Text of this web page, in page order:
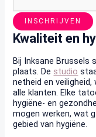
INSCHRIJVEN
Kwaliteit en
Bij Inksane Brussels
plaats. De studio
netheid en
alle klanten. Elke
hygiëne- en
mogen werken, wat
gebied van hygiëne.